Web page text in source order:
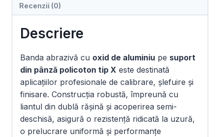
x
mm
Recenzii (0)
Descriere
Banda abrazivă cu oxid de aluminiu pe suport
din pânză policoton tip X este destinată
aplicațiilor profesionale de calibrare, șlefuire și
finisare. Construcția robustă, împreună cu
liantul din dublă rășină și acoperirea semi-
deschisă, asigură o rezistență ridicată la uzură,
o prelucrare uniformă și performanțe